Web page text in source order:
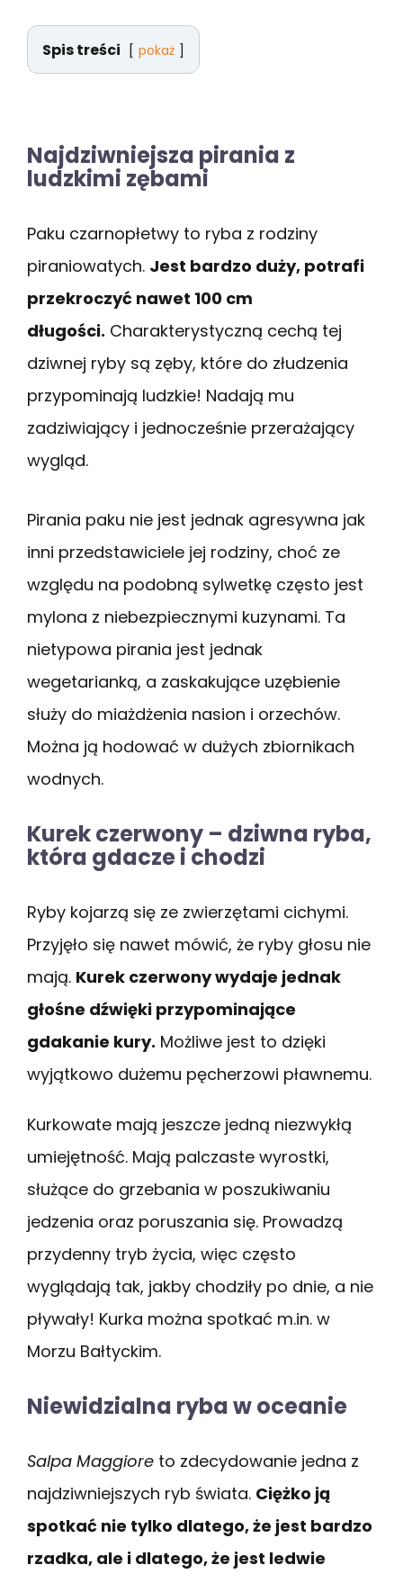
Spis treści pokaż
Najdziwniejsza pirania z
ludzkimi zębami
Paku czarnopłetwy to ryba z rodziny
piraniowatych. Jest bardzo duży, potrafi
przekroczyć nawet 100 cm
długości. Charakterystyczną cechą tej
dziwnej ryby są zęby, które do złudzenia
przypominają ludzkie! Nadają mu
zadziwiający i jednocześnie przerażający
wygląd.
Pirania paku nie jest jednak agresywna jak
inni przedstawiciele jej rodziny, choć ze
względu na podobną sylwetkę często jest
mylona z niebezpiecznymi kuzynami. Ta
nietypowa pirania jest jednak
wegetarianką, a zaskakujące uzębienie
służy do miażdżenia nasion i orzechów.
Można ją hodować w dużych zbiornikach
wodnych.
Kurek czerwony – dziwna ryba,
która gdacze i chodzi
Ryby kojarzą się ze zwierzętami cichymi.
Przyjęło się nawet mówić, że ryby głosu nie
mają. Kurek czerwony wydaje jednak
głośne dźwięki przypominające
gdakanie kury. Możliwe jest to dzięki
wyjątkowo dużemu pęcherzowi pławnemu.
Kurkowate mają jeszcze jedną niezwykłą
umiejętność. Mają palczaste wyrostki,
służące do grzebania w poszukiwaniu
jedzenia oraz poruszania się. Prowadzą
przydenny tryb życia, więc często
wyglądają tak, jakby chodziły po dnie, a nie
pływały! Kurka można spotkać m.in. w
Morzu Bałtyckim.
Niewidzialna ryba w oceanie
Salpa Maggiore to zdecydowanie jedna z
najdziwniejszych ryb świata. Ciężko ją
spotkać nie tylko dlatego, że jest bardzo
rzadka, ale i dlatego, że jest ledwie